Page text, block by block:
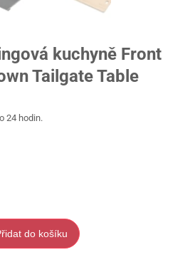
kuchyně Front
Tailgate Table
24 hodin.
do košíku